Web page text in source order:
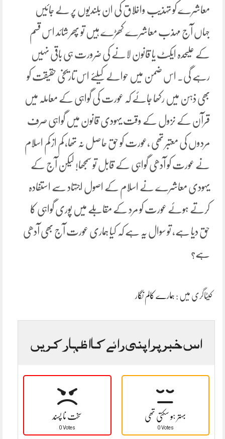
معاشرے کو تہذیب واخلاق کی ان بلندیوں پر لے جائیں
جہاں آج مہذب معاشرے کھڑے ہیں تو پھر شائد اس قسم
کے علیحدہ ایکٹ یا قانون لانے کی ضرورت ہی باقی نہیں
رہے گی۔ اس ضمن میں حوالے کیلئے اس تاریخی حقیقت کو
بھی ذہن میں رکھا جائے کہ عورت کی گواہی کے معاملہ میں
قرآن کے نزول کے وقت یہودی قانون میں گواہی صرف
مردوں کی معتبر تھی ،عورت کو حق حاصل نہ تھا، کم از کم اسلام
نے عورت کو آدھی گواہی کے قابل تو سمجھا! لیکن آج کے
یہودی معاشرے نے اسلام کے اصول اجتہاد سے استفادہ
کرتے ہوئے عورت کو مرد کے مقابلے میں پوری گواہی کا
حق دیا ہے، تو سوال یہ ہے کہ کیا ہماری عورت آج بھی آدھی
ہے؟
کیٹاگری میں : ہمارے کالم نگار
اس خبر پر اپنی رائے کا اظہار کریں
سخت نا پسند
0 Votes
بہتر ہو سکتی تھی
0 Votes